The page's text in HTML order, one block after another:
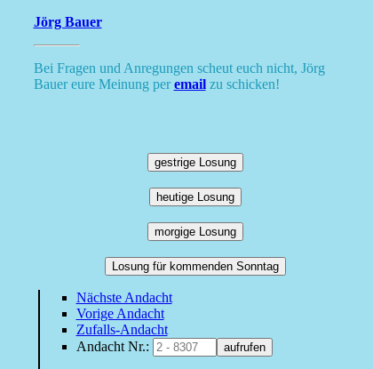
Jörg Bauer
Bei Fragen und Anregungen scheut euch nicht, Jörg
Bauer eure Meinung peremailzu schicken!
gestrige Losung
heutige Losung
morgige Losung
Losung für kommenden Sonntag
Nächste Andacht
Vorige Andacht
Zufalls-Andacht
Andacht Nr.:
aufrufen